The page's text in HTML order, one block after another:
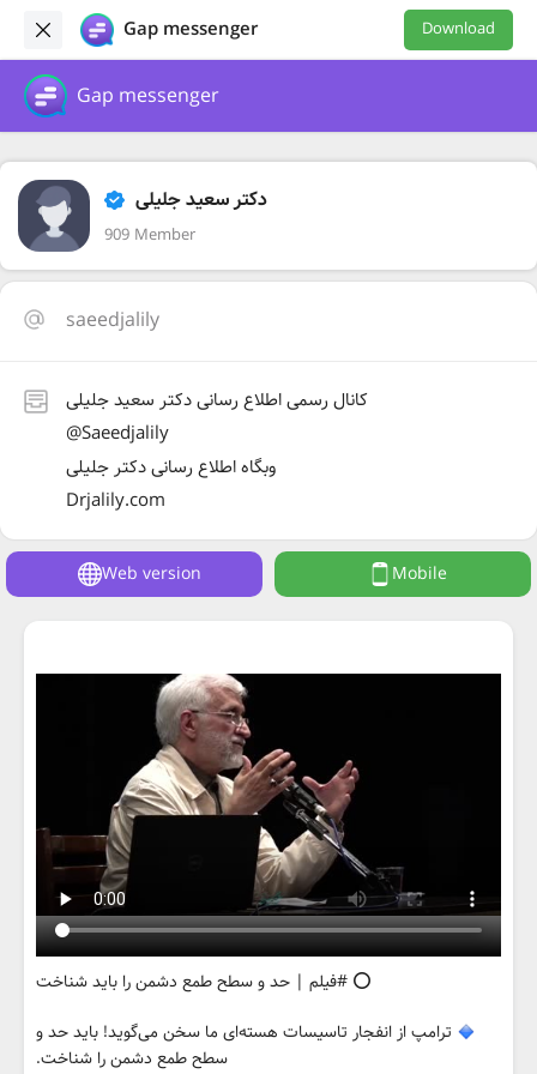
Gap messenger Download
Gap messenger
دکتر سعید جلیلی
909 Member
saeedjalily
کانال رسمی اطلاع رسانی دکتر سعید جلیلی
@Saeedjalily
وبگاه اطلاع رسانی دکتر جلیلی
Drjalily.com
Web version Mobile
⭕️ #فیلم | حد و سطح طمع دشمن را باید شناخت
ترامپ از انفجار تاسیسات هسته‌ای ما سخن می‌گوید! باید حد و
سطح طمع دشمن را شناخت.